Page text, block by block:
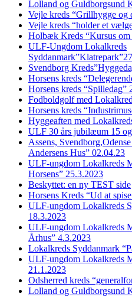
Lolland og Guldborgsund
Vejle kreds “Grillhygge og
Vejle kreds “holder et
Holbæk Kreds “Kursus
ULF-Ungdom Lokalkreds
Svendborg
Horsens kreds
Horsens kreds “Spilledag”
Fodboldgolf med
Horsens kreds
Hyggeaften med
ULF 30 års jubilæum 15
Assens,
Andersens Hus” 02.04.23
ULF-ungdom Lokalkreds
Horsens” 25.3.2023
Beskyttet: en ny TEST side
Horsens Kreds “Ud at
ULF-ungdom Lokalkreds
18.3.2023
ULF-ungdom Lokalkreds
Århus” 4.3.2023
Lokalkreds Syddanmark
ULF-ungdom Lokalkreds
21.1.2023
Odsherred kreds
Lolland og Guldborgsund